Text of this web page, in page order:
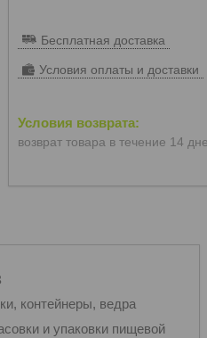
Бесплатная доставка
Условия оплаты и доставки
возврат товара в течение 14
контейнеры, ведра
и упаковки пищевой